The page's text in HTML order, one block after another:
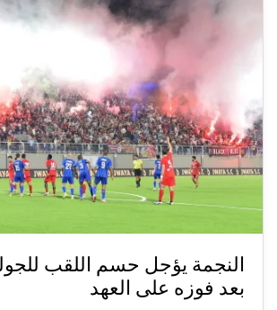
النجمة يؤجل حسم اللقب
بعد فوزه على العهد